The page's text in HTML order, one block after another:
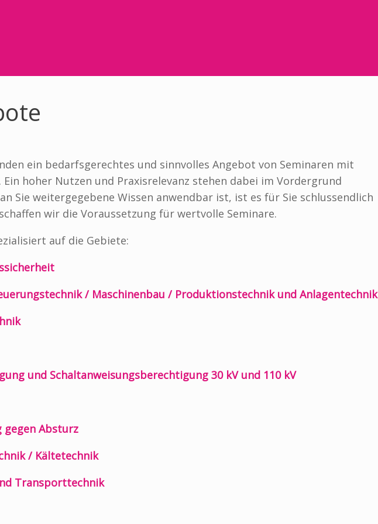
ein bedarfsgerechtes und sinnvolles Angebot von Seminaren mit
hoher Nutzen und Praxisrelevanz stehen dabei im Vordergrund
Sie weitergegebene Wissen anwendbar ist, ist es für Sie schlussendlich
wir die Voraussetzung für wertvolle Seminare.
auf die Gebiete:
/ Maschinenbau / Produktionstechnik und Anlagentechnik
und Schaltanweisungsberechtigung 30 kV und 110 kV
gegen Absturz
/ Kältetechnik
Transporttechnik